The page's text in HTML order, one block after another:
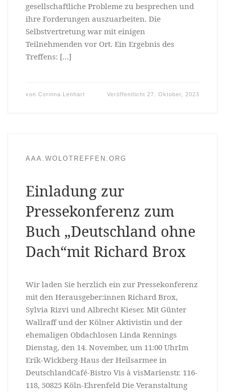
gesellschaftliche Probleme zu besprechen und
ihre Forderungen auszuarbeiten. Die
Selbstvertretung war mit einigen
Teilnehmenden vor Ort. Ein Ergebnis des
Treffens: […]
von Corinna Lenhart Veröffentlicht 27. Oktober, 2023
AAA.WOLOTREFFEN.ORG
Einladung zur
Pressekonferenz zum
Buch „Deutschland ohne
Dach“mit Richard Brox
Wir laden Sie herzlich ein zur Pressekonferenz
mit den Herausgeber:innen Richard Brox,
Sylvia Rizvi und Albrecht Kieser. Mit Günter
Wallraff und der Kölner Aktivistin und der
ehemaligen Obdachlosen Linda Rennings
Dienstag, den 14. November, um 11:00 UhrIm
Erik-Wickberg-Haus der Heilsarmee in
DeutschlandCafé-Bistro Vis à visMarienstr. 116-
118, 50825 Köln-Ehrenfeld Die Veranstaltung